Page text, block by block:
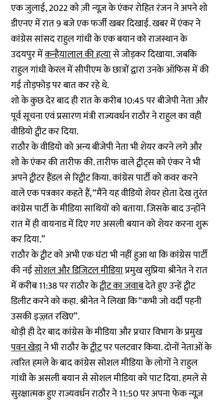
एक जुलाई, 2022 को ज़ी न्यूज़ के एंकर रोहित रंजन ने अपने शो
डीएनए में रात 9 बजे एक फर्जी खबर दिखाई. खबर में एंकर ने
कांग्रेस सांसद राहुल गांधी के एक बयान को राजस्थान के
उदयपुर मेंकन्हैयालाल की हत्यासे जोड़कर दिखाया. जबकि
राहुल गांधी केरल में सीपीएम के छात्रों द्वारा उनके ऑफिस में की
गई तोड़फोड़ पर बात कर रहे थे.
शो के कुछ देर बाद ही रात के करीब 10:45 पर बीजेपी नेता और
पूर्व सूचना एवं प्रसारण मंत्री राज्यवर्धन राठौर ने राहुल का वही
वीडियो ट्वीट कर दिया.
राठौर के वीडियो को अन्य बीजेपी नेता भी शेयर करने लगे और
शो के एंकर की तारीफ की. तारीफ वाले ट्वीट्स को एंकर ने भी
अपने ट्वीटर हैंडल से रिट्वीट किया. कांग्रेस पार्टी को कवर करने
वाले एक पत्रकार कहते हैं, “मैंने यह वीडियो शेयर होता देख तुरंत
कांग्रेस पार्टी के मीडिया साथियों को बताया. जिसके बाद उन्होंने
रात में ही वायनाड में दिए गए असली बयान को शेयर करना शुरू
कर दिया.”
राठौर के ट्वीट को अभी एक घंटा भी नहीं हुआ था कि कांग्रेस पार्टी
की नईसोशल और डिजिटल मीडियाप्रमुख सुप्रिया श्रीनेत ने रात
में करीब 11:38 पर राठौर केट्वीट का जवाबदेते हुए उन्हें ट्वीट
डिलीट करने को कहा. श्रीनेत ने लिखा कि “कभी जो वर्दी पहनी
उसकी इज़्ज़त रखिए”.
थोड़ी ही देर बाद कांग्रेस के मीडिया और प्रचार विभाग के प्रमुख
पवन खेड़ाने भी राठौर केट्वीटपर पलटवार किया. दोनों नेताओं के
त्वरित हमले के बाद कांग्रेस सोशल मीडिया के लोगों ने राहुल
गांधी के असली बयान से सोशल मीडिया को पाट दिया. हमले से
सुरक्षात्मक हुए राज्यवर्धन राठौर ने 11:50 पर अपना फेक न्यूज़